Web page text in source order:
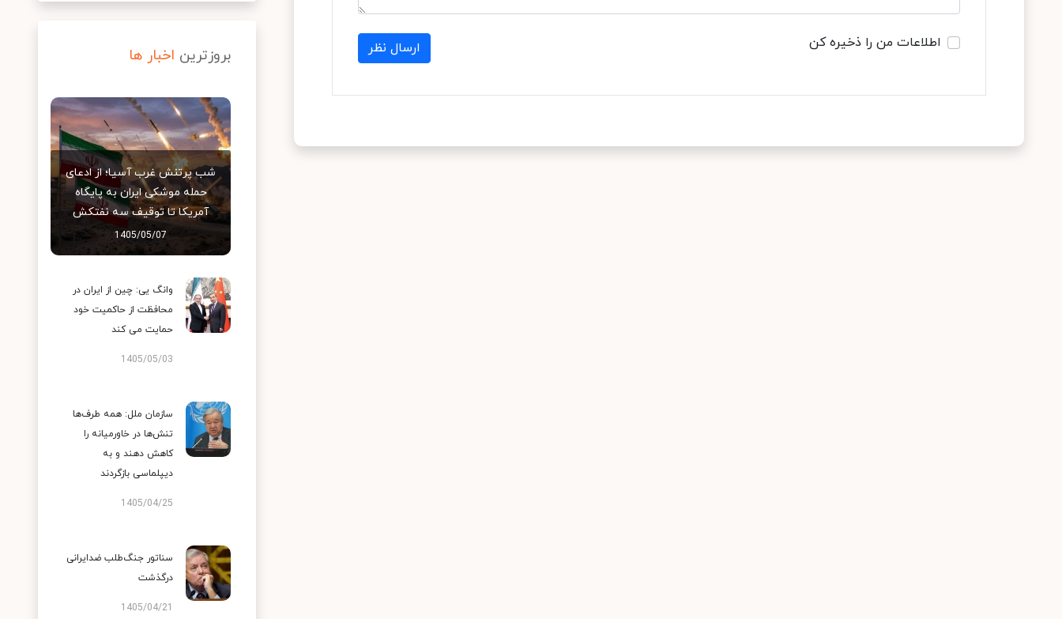
اطلاعات من را ذخیره کن ارسال نظر بروزترین اخبار ها
شب پرتنش غرب آسیا؛ از ادعای
حمله موشکی ایران به پایگاه
آمریکا تا توقیف سه نفتکش
1405/05/07
وانگ یی: چین از ایران در
محافظت از حاکمیت خود
حمایت می کند
1405/05/03
سازمان ملل: همه طرف‌ها
تنش‌ها در خاورمیانه را
کاهش دهند و به
دیپلماسی بازگردند
1405/04/25
سناتور جنگ‌طلب ضدایرانی
درگذشت
1405/04/21